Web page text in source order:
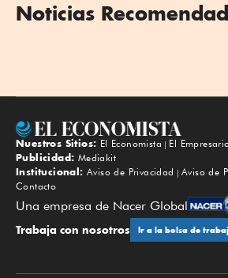
Noticias
Nuestros Sitios: El Economista El
Publicidad: Mediakit
Institucional: Aviso de Privacidad
Aviso de
Contacto
Una empresa de Nacer Global
Trabaja con nosotros Ir a la bolsa de